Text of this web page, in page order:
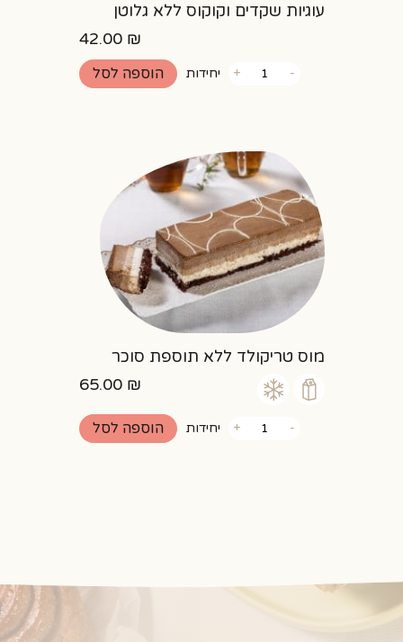
עוגיות שקדים וקוקוס ללא גלוטן
42.00 ₪
-
+ יחידות הוספה לסל
מוס טריקולד ללא תוספת סוכר
65.00 ₪
-של
+ יחידות הוספה לסל